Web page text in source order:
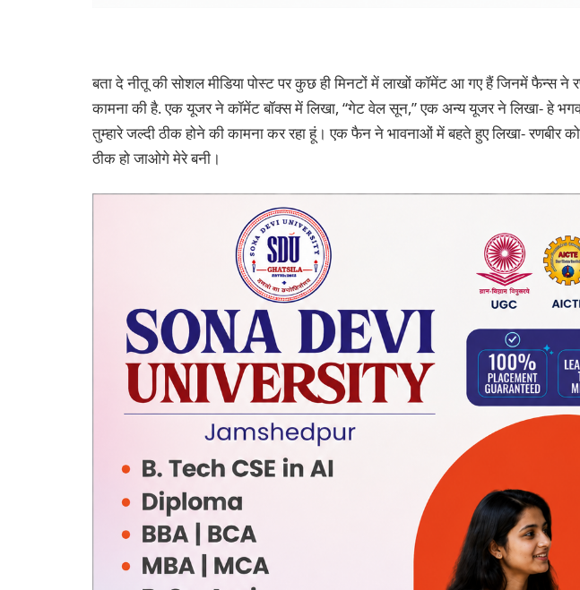
बता दे नीतू की सोशल मीडिया पोस्ट पर कुछ ही मिनटों में लाखों कॉमेंट आ गए हैं जिनमें फैन्स ने
कामना की है. एक यूजर ने कॉमेंट बॉक्स में लिखा, “गेट वेल सून,” एक अन्य यूजर ने लिखा- हे
तुम्हारे जल्दी ठीक होने की कामना कर रहा हूं। एक फैन ने भावनाओं में बहते हुए लिखा- रणबीर
ठीक हो जाओगे मेरे बनी।